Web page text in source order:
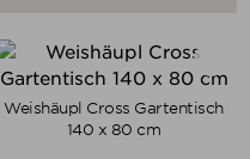
Weishäupl Cross Gartentisch
140 x 80 cm